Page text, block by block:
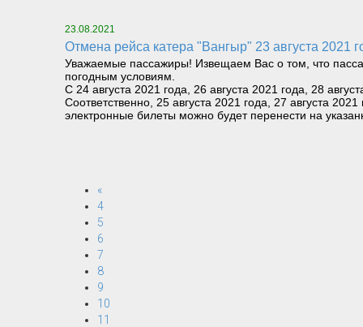
23.08.2021
Отмена рейса катера "Вангыр" 23 августа 2021
Уважаемые пассажиры! Извещаем Вас о том, что
погодным условиям.
С 24 августа 2021 года, 26 августа 2021 года, 28
Соответственно, 25 августа 2021 года, 27 августа
электронные билеты можно будет перенести на
«
4
5
6
7
8
9
10
11